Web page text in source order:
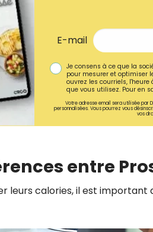
E-mail
Je consens à ce que la
pour mesurer et optimiser
ouvrez les courriels,
que vous utilisez. Pour en
Votre adresse email sera utilisée par
personnalisées. Vous pourrez vous
vos
entre
leurs calories, il est important